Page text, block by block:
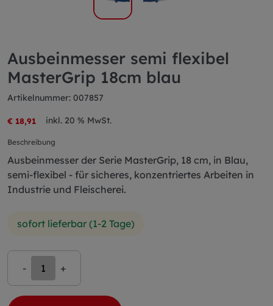
Ausbeinmesser semi flexibel
MasterGrip 18cm blau
Artikelnummer: 007857
€ 18,91 inkl. 20 % MwSt.
Beschreibung
Ausbeinmesser der Serie MasterGrip, 18 cm, in Blau,
semi-flexibel - für sicheres, konzentriertes Arbeiten in
Industrie und Fleischerei.
sofort lieferbar (1-2 Tage)
- +